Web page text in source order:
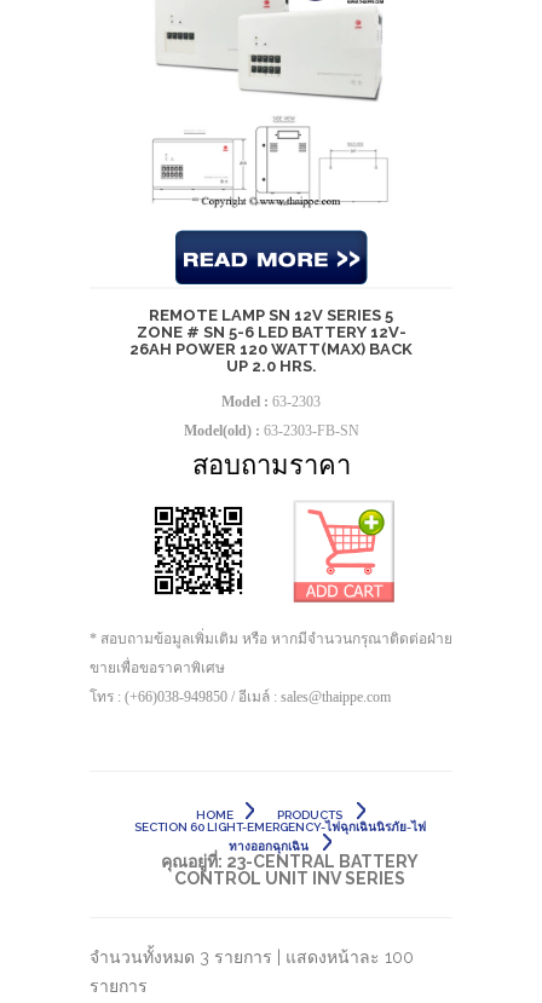
REMOTE LAMP SN 12V SERIES 5
ZONE # SN 5-6 LED BATTERY 12V-
26AH POWER 120 WATT(MAX) BACK
UP 2.0 HRS.
Model : 63-2303
Model(old) : 63-2303-FB-SN
สอบถามราคา
* สอบถามข้อมูลเพิ่มเติม หรือ หากมีจำนวนกรุณาติดต่อฝ่าย
ขายเพื่อขอราคาพิเศษ
โทร : (+66)038-949850 / อีเมล์ : sales@thaippe.com
HOME
PRODUCTS
SECTION 60 LIGHT-EMERGENCY-ไฟฉุกเฉินนิรภัย-ไฟ
ทางออกฉุกเฉิน
คุณอยู่ที่: 23-CENTRAL BATTERY
CONTROL UNIT INV SERIES
จำนวนทั้งหมด 3 รายการ | แสดงหน้าละ 100
รายการ